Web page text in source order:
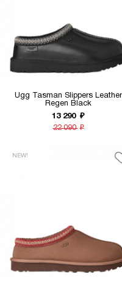
Ugg Tasman Slippers Leather
Regen Black
13 290 ₽
22 090 ₽
NEW!